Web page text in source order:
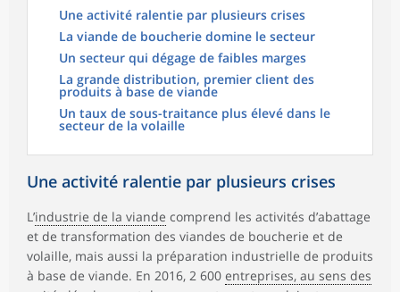
Une activité ralentie par plusieurs crises
La viande de boucherie domine le secteur
Un secteur qui dégage de faibles marges
La grande distribution, premier client des
produits à base de viande
Un taux de sous-traitance plus élevé dans le
secteur de la volaille
Une activité ralentie par plusieurs crises
L’industrie de la viande comprend les activités d’abattage
et de transformation des viandes de boucherie et de
volaille, mais aussi la préparation industrielle de produits
à base de viande. En 2016, 2 600 entreprises, au sens des